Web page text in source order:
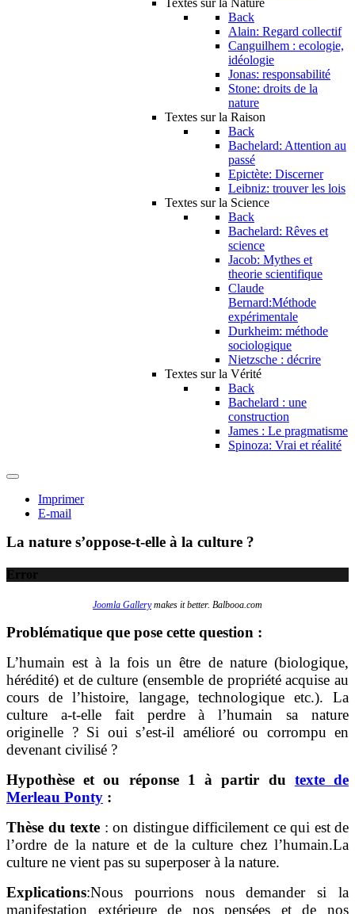
Textes sur la Nature
Back
Alain: Regard collectif
Canguilhem : ecologie,
idéologie
Jonas: responsabilité
Stone: droits de la
nature
Textes sur la Raison
Back
Bachelard: Attention au
passé
Epictète: Discerner
Leibniz: trouver les lois
Textes sur la Science
Back
Bachelard: Rêves et
science
Jacob: Mythes et
theorie scientifique
Claude
Bernard:Méthode
expérimentale
Durkheim: méthode
sociologique
Nietzsche : décrire
Textes sur la Vérité
Back
Bachelard : une
construction
James : Le pragmatisme
Spinoza: Vrai et réalité
Imprimer
E-mail
La nature s’oppose-t-elle à la culture ?
Error
Joomla Gallerymakes it better. Balbooa.com
Problématique que pose cette question :
L’humain est à la fois un être de nature (biologique,
hérédité) et de culture (ensemble de propriété acquise au
cours de l’histoire, langage, technologique etc.). La
culture a-t-elle fait perdre à l’humain sa nature
originelle ? Si oui s’est-il amélioré ou corrompu en
devenant civilisé ?
Hypothèse et ou réponse 1 à partir du texte de
Merleau Ponty :
Thèse du texte : on distingue difficilement ce qui est de
l’ordre de la nature et de la culture chez l’humain.La
culture ne vient pas su superposer à la nature.
Explications:Nous pourrions nous demander si la
manifestation extérieure de nos pensées et de nos